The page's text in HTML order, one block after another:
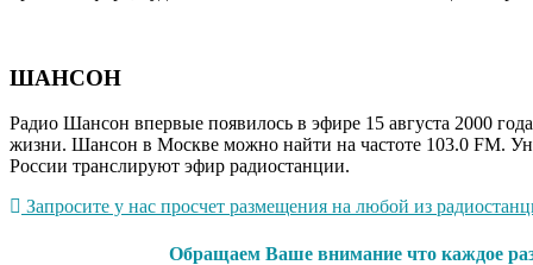
ШАНСОН
Радио Шансон впервые появилось в эфире 15 августа 2000
жизни. Шансон в Москве можно найти на частоте 103.0 FM.
России транслируют эфир радиостанции.
Запросите у нас просчет размещения на любой из
Обращаем Ваше внимание что каждое